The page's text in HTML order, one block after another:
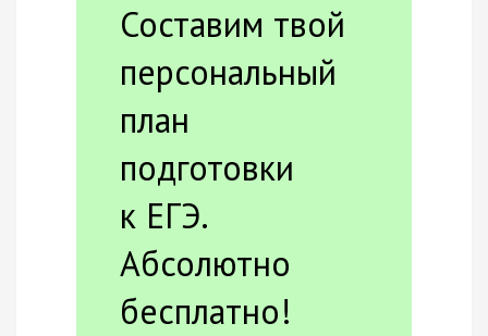
Составим твой
персональный
план
подготовки
к ЕГЭ.
Абсолютно
бесплатно!